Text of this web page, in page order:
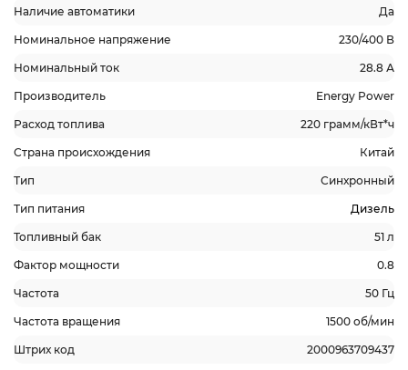
Наличие автоматики Да
Номинальное напряжение 230/400 В
Номинальный ток 28.8 А
Производитель Energy Power
Расход топлива 220 грамм/кВт*ч
Страна происхождения Китай
Тип Синхронный
Тип питания Дизель
Топливный бак 51 л
Фактор мощности 0.8
Частота 50 Гц
Частота вращения 1500 об/мин
Штрих код 2000963709437